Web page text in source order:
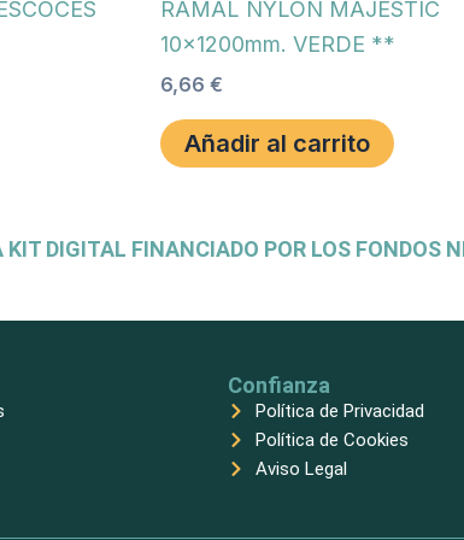
RAMAL NYLON MAJESTIC
10x1200mm. VERDE **
6,66 €
Añadir al carrito
KIT DIGITAL FINANCIADO POR LOS FONDOS
Confianza
Política de Privacidad
Política de Cookies
Aviso Legal